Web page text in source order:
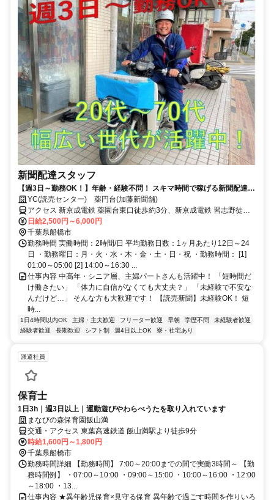
新聞配達スタッフ
【週3日～勤務OK！】年齢・経験不問！ スキマ時間で稼げる新聞配達の
お仕事です。
YC(読売センター) 薬円台(加藤新聞舗)
アクセス 新京成電鉄 薬園台東口徒歩約3分、新京成電鉄 習志野徒歩
約8分、新京成電鉄 北習志野西口徒歩約16分
日給2,500円～6,000円
千葉県船橋市
勤務時間 実働時間：2時間/日 平均勤務日数：1ヶ月あたり12日～24
日 ・勤務曜日：月・火・水・木・金・土・日・祝 ・勤務時間： [1]
01:00～05:00 [2] 14:00～16:30 ...
仕事内容 中高年・シニア層、主婦パートさんも活躍中！ 「短時間だ
け働きたい」 「体力に自信がなくても大丈夫？」 「未経験で不安な
んだけど…」 そんな方も大歓迎です！ 【読売新聞】未経験OK！ 短
時...
1日4時間以内OK 主婦・主夫歓迎 フリーター歓迎 早朝 学歴不問
未経験者歓迎
経験者歓迎
長期歓迎 シフト制 週4日以上OK 寮・社宅あり
派遣社員
保育士
1日3h｜週3日以上｜運動遊びやわらべうたを取り入れています
まなびの森保育園飯山満
交通・アクセス 東葉高速鉄道 飯山満駅より徒歩9分
時給1,600円～1,800円
千葉県船橋市
勤務時間詳細 【勤務時間】 7:00～20:00までの間で実働3時間～ 【勤
務時間例】 ・07:00～10:00 ・09:00～15:00 ・10:00～16:00 ・12:00
～18:00 ・13...
仕事内容 ★異年齢児保育×見守る保育 異年齢で過ごす時間を作りいろ